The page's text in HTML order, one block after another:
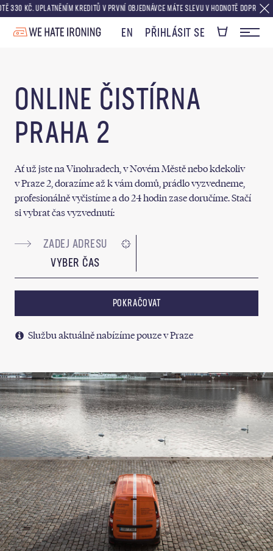
UPLATNĚNÍM KREDITŮ V PRVNÍ OBJEDNÁVCE MÁTE SLEVU V HODNOTĚ DOPRAVY
EN PŘIHLÁSIT SE
ONLINE ČISTÍRNA
PRAHA 2
Ať už jste na Vinohradech, v Novém Městě nebo kdekoliv
v Praze 2, dorazíme až k vám domů, prádlo vyzvedneme,
profesionálně vyčistíme a do 24 hodin zase doručíme. Stačí
si vybrat čas vyzvednutí:
VYBER ČAS
POKRAČOVAT
Službu aktuálně nabízíme pouze v Praze